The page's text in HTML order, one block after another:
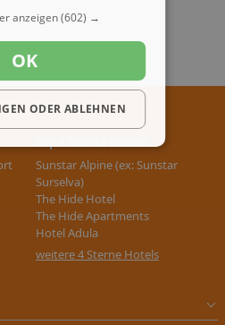
Sunstar Alpine (ex: Sunstar
Surselva)
The Hide Hotel
The Hide Apartments
Hotel Adula
weitere 4 Sterne Hotels
anzeigen(602) →
OK
ODER ABLEHNEN